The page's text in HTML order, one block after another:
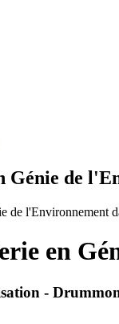
Génie de
de l'Environnement
en
-